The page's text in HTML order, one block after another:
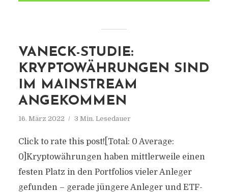
VANECK-STUDIE:
KRYPTOWÄHRUNGEN SIND
IM MAINSTREAM
ANGEKOMMEN
16. März 2022 3 Min. Lesedauer
Click to rate this post![Total: 0 Average:
0]Kryptowährungen haben mittlerweile einen
festen Platz in den Portfolios vieler Anleger
gefunden – gerade jüngere Anleger und ETF-